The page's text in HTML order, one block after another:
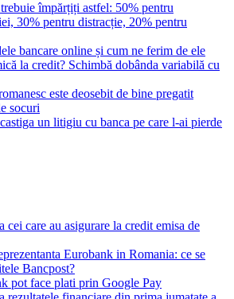
împărțiți astfel: 50% pentru
30% pentru distracție, 20% pentru
bancare online și cum ne ferim de ele
la credit? Schimbă dobânda variabilă cu
este deosebit de bine pregatit
socuri
un litigiu cu banca pe care l-ai pierde
cei care au asigurare la credit emisa de
Eurobank in Romania: ce se
Bancpost?
pot face plati prin Google Pay